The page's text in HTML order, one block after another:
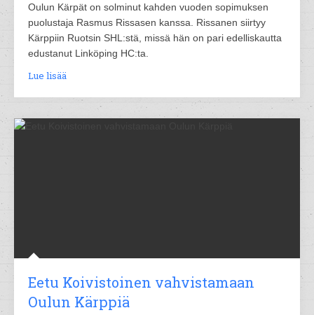
Oulun Kärpät on solminut kahden vuoden sopimuksen
puolustaja Rasmus Rissasen kanssa. Rissanen siirtyy
Kärppiin Ruotsin SHL:stä, missä hän on pari edelliskautta
edustanut Linköping HC:ta.
Lue lisää
Eetu Koivistoinen vahvistamaan
Oulun Kärppiä